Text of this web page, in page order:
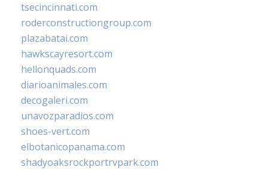
tsecincinnati.com
roderconstructiongroup.com
plazabatai.com
hawkscayresort.com
hellonquads.com
diarioanimales.com
decogaleri.com
unavozparadios.com
shoes-vert.com
elbotanicopanama.com
shadyoaksrockportrvpark.com